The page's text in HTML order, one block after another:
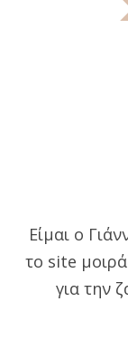
Είμαι ο
το site
για την